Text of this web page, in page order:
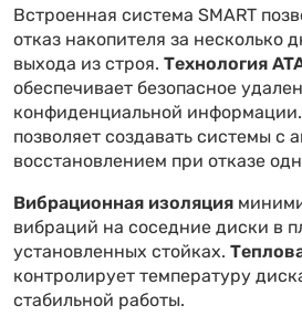
Встроенная система SMART
отказ накопителя за несколько
выхода из строя. Технология
обеспечивает безопасное
конфиденциальной информации.
позволяет создавать системы с
восстановлением при отказе
Вибрационная изоляция
вибраций на соседние диски в
установленных стойках.
контролирует температуру
стабильной работы.